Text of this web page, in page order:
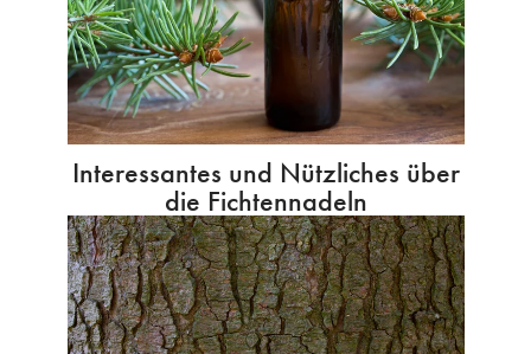
Interessantes und Nützliches über
die Fichtennadeln